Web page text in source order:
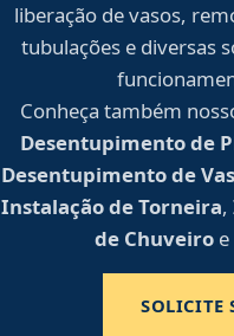
liberação de vasos,
tubulações e diversas
Conheça também
Desentupimento de
Desentupimento de
Instalação de Torneira,
de Chuveiro e
SOLICITE